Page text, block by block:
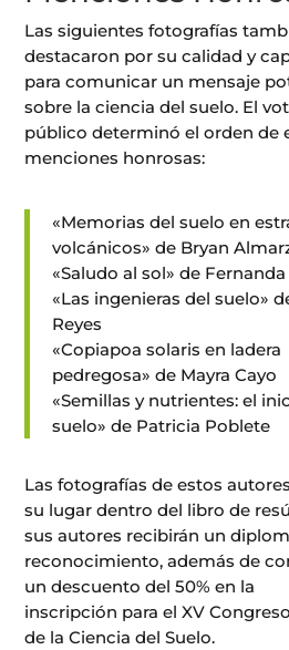
Las siguientes fotografías
destacaron por su calidad y
para comunicar un mensaje
sobre la ciencia del suelo. El
público determinó el orden de
menciones honrosas:
«Memorias del suelo en
volcánicos» de Bryan
«Saludo al sol» de Fernanda
«Las ingenieras del suelo»
Reyes
«Copiapoa solaris en ladera
pedregosa» de Mayra Cayo
«Semillas y nutrientes: el
suelo» de Patricia Poblete
Las fotografías de estos
su lugar dentro del libro de
sus autores recibirán un
reconocimiento, además de
un descuento del 50% en la
inscripción para el XV
de la Ciencia del Suelo.